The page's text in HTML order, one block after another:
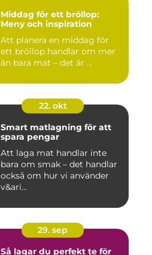
Middag för ett bröllop:
Meny och inspiration
Att planera en middag för
ett bröllop handlar om mer
än bara mat – det är ...
22. okt
Smart matlagning för att
spara pengar
Att laga mat handlar inte
bara om smak – det handlar
också om hur vi använder
v&ari...
29. sep
Så lagar du perfekt te för